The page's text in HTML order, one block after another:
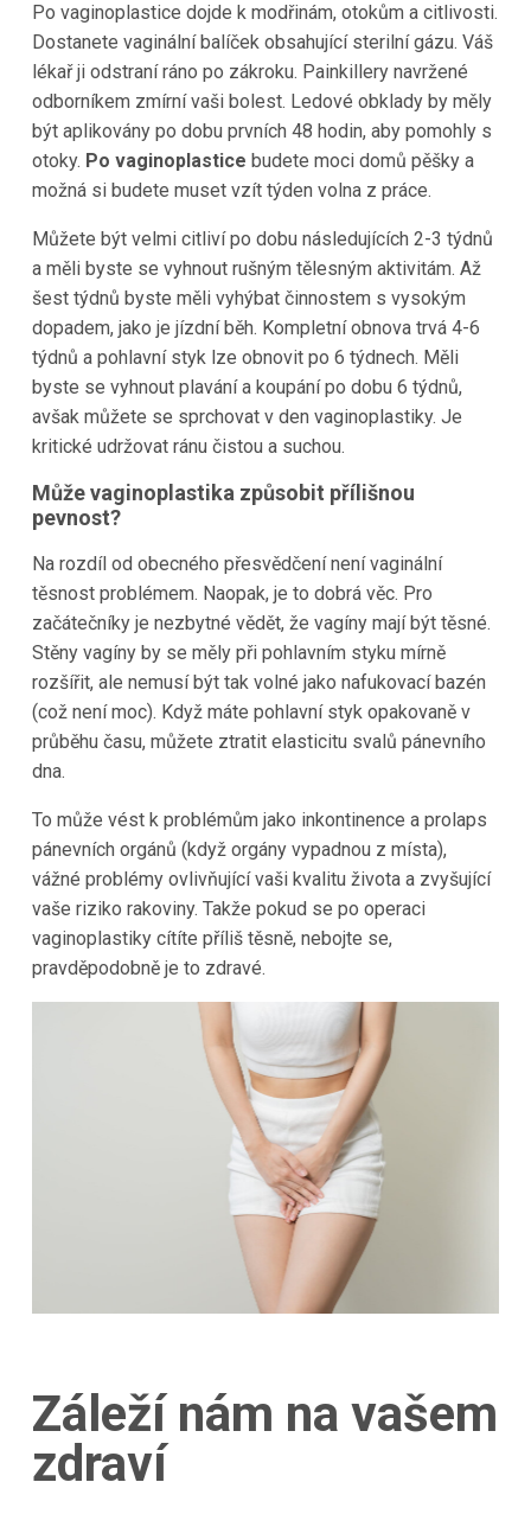
Po vaginoplastice dojde k modřinám, otokům a citlivosti.
Dostanete vaginální balíček obsahující sterilní gázu. Váš
lékař ji odstraní ráno po zákroku. Painkillery navržené
odborníkem zmírní vaši bolest. Ledové obklady by měly
být aplikovány po dobu prvních 48 hodin, aby pomohly s
otoky. Po vaginoplastice budete moci domů pěšky a
možná si budete muset vzít týden volna z práce.
Můžete být velmi citliví po dobu následujících 2-3 týdnů
a měli byste se vyhnout rušným tělesným aktivitám. Až
šest týdnů byste měli vyhýbat činnostem s vysokým
dopadem, jako je jízdní běh. Kompletní obnova trvá 4-6
týdnů a pohlavní styk lze obnovit po 6 týdnech. Měli
byste se vyhnout plavání a koupání po dobu 6 týdnů,
avšak můžete se sprchovat v den vaginoplastiky. Je
kritické udržovat ránu čistou a suchou.
Může vaginoplastika způsobit přílišnou
pevnost?
Na rozdíl od obecného přesvědčení není vaginální
těsnost problémem. Naopak, je to dobrá věc. Pro
začátečníky je nezbytné vědět, že vagíny mají být těsné.
Stěny vagíny by se měly při pohlavním styku mírně
rozšířit, ale nemusí být tak volné jako nafukovací bazén
(což není moc). Když máte pohlavní styk opakovaně v
průběhu času, můžete ztratit elasticitu svalů pánevního
dna.
To může vést k problémům jako inkontinence a prolaps
pánevních orgánů (když orgány vypadnou z místa),
vážné problémy ovlivňující vaši kvalitu života a zvyšující
vaše riziko rakoviny. Takže pokud se po operaci
vaginoplastiky cítíte příliš těsně, nebojte se,
pravděpodobně je to zdravé.
Záleží nám na vašem
zdraví